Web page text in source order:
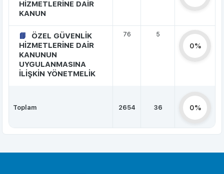
HİZMETLERİNE DAİR
KANUN
ÖZEL GÜVENLİK
HİZMETLERİNE DAİR
KANUNUN
UYGULANMASINA
İLİŞKİN YÖNETMELİK
76 5
0%
Toplam 2654 36 0%